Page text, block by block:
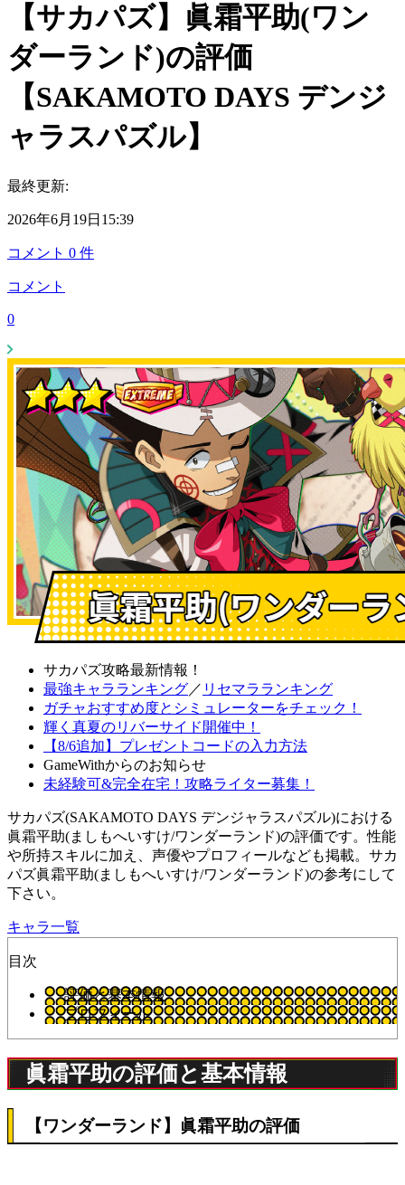
【サカパズ】眞霜平助(ワン
ダーランド)の評価
【SAKAMOTO DAYS デンジ
ャラスパズル】
最終更新:
2026年6月19日15:39
コメント 0 件
コメント
0
サカパズ攻略最新情報！
最強キャラランキング／ リセマラランキング
ガチャおすすめ度とシミュレーターをチェック！
輝く真夏のリバーサイド開催中！
【8/6追加】プレゼントコードの入力方法
GameWithからのお知らせ
未経験可&完全在宅！攻略ライター募集！
サカパズ(SAKAMOTO DAYS デンジャラスパズル)における
眞霜平助(ましもへいすけ/ワンダーランド)の評価です。性能
や所持スキルに加え、声優やプロフィールなども掲載。サカ
パズ眞霜平助(ましもへいすけ/ワンダーランド)の参考にして
下さい。
キャラ一覧
目次
評価と基本情報
プロフィール
眞霜平助の評価と基本情報
【ワンダーランド】眞霜平助の評価